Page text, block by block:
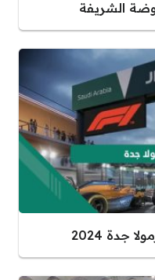
الشريفة
جدة 2024